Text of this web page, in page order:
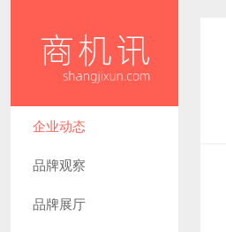
企业动态
品牌观察
品牌展厅